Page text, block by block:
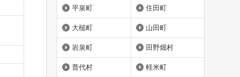
平泉町 住田町
大槌町 山田町
岩泉町 田野畑村
普代村 軽米町